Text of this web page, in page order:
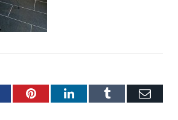
PinterestLinkedInTumblr